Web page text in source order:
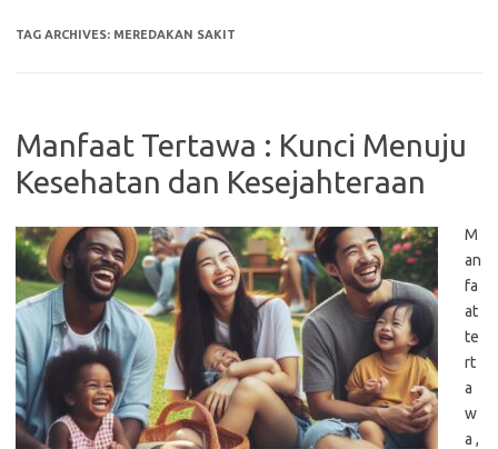
TAG ARCHIVES: MEREDAKAN SAKIT
Manfaat Tertawa : Kunci Menuju
Kesehatan dan Kesejahteraan
M
an
fa
at
te
rt
a
w
a ,